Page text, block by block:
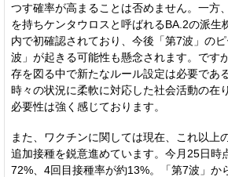
つす確率が高まることは否めません。一方
を持ちケンタウロスと呼ばれるBA.2の派生
内で初確認されており、今後「第7波」の
波」が起きる可能性も懸念されます。です
存を図る中で新たなルール設定は必要であ
時々の状況に柔軟に対応した社会活動の在
必要性は強く感じております。
また、ワクチンに関しては現在、これ以上
追加接種を鋭意進めています。今月25日時
72%、4回目接種率が約13%。「第7波」か